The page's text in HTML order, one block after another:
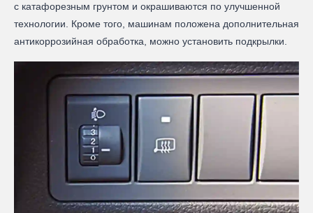
с катафорезным грунтом и окрашиваются по улучшенной
технологии. Кроме того, машинам положена дополнительная
антикоррозийная обработка, можно установить подкрылки.